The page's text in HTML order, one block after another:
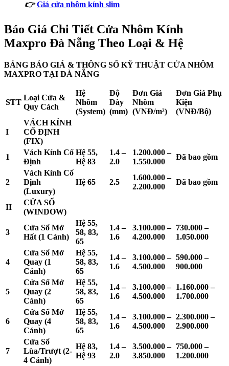
👉Giá cửa nhôm kính slim
Báo Giá Chi Tiết Cửa Nhôm Kính
Maxpro Đà Nẵng Theo Loại & Hệ
BẢNG BÁO GIÁ & THÔNG SỐ KỸ THUẬT CỬA NHÔM
MAXPRO TẠI ĐÀ NẴNG
STT
Loại Cửa &
Quy Cách
Hệ
Nhôm
(System)
Độ
Dày
(mm)
Đơn Giá
Nhôm
(VNĐ/m²)
Đơn Giá Phụ
Kiện
(VNĐ/Bộ)
I
VÁCH KÍNH
CỐ ĐỊNH
(FIX)
1
Vách Kính Cố
Định
Hệ 55,
Hệ 83
1.4 –
2.0
1.200.000 –
1.550.000
Đã bao gồm
2
Vách Kính Cố
Định
(Luxury)
Hệ 65 2.5
1.600.000 –
2.200.000
Đã bao gồm
II
CỬA SỔ
(WINDOW)
3
Cửa Sổ Mở
Hất (1 Cánh)
Hệ 55,
58, 83,
65
1.4 –
1.6
3.100.000 –
4.200.000
730.000 –
1.050.000
4
Cửa Sổ Mở
Quay (1
Cánh)
Hệ 55,
58, 83,
65
1.4 –
1.6
3.100.000 –
4.500.000
590.000 –
900.000
5
Cửa Sổ Mở
Quay (2
Cánh)
Hệ 55,
58, 83,
65
1.4 –
1.6
3.100.000 –
4.500.000
1.160.000 –
1.700.000
6
Cửa Sổ Mở
Quay (4
Cánh)
Hệ 55,
58, 83,
65
1.4 –
1.6
3.100.000 –
4.500.000
2.300.000 –
2.900.000
7
Cửa Sổ
Lùa/Trượt (2-
4 Cánh)
Hệ 83,
Hệ 93
1.4 –
2.0
3.500.000 –
3.850.000
750.000 –
1.200.000